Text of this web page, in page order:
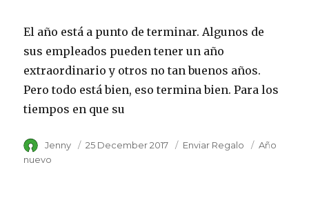
El año está a punto de terminar. Algunos de
sus empleados pueden tener un año
extraordinario y otros no tan buenos años.
Pero todo está bien, eso termina bien. Para los
tiempos en que su
Author
Jenny
Posted
25 December 2017 Category
Enviar Regalo Tags
Año
nuevo